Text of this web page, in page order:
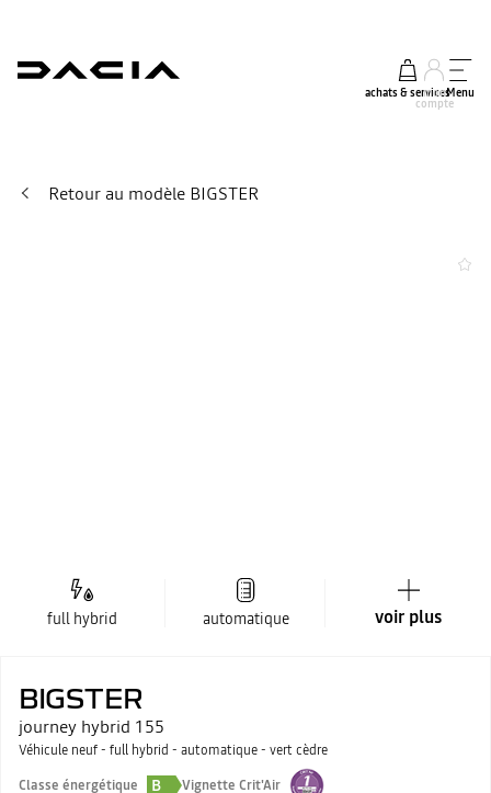
achats & services
mon
compte
Menu
Retour au modèle BIGSTER
full hybrid automatique voir plus
BIGSTER
journey hybrid 155
Véhicule neuf - full hybrid - automatique - vert cèdre
Classe énergétique
B Vignette Crit'Air